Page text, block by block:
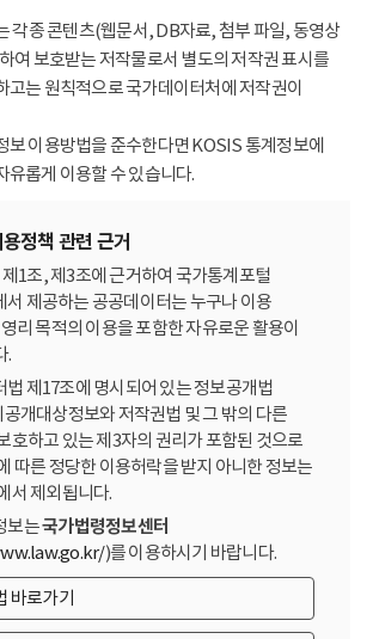
각종 콘텐츠(웹문서, DB자료, 첨부 파일, 동영상
여 보호받는 저작물로서 별도의 저작권 표시를
고는 원칙적으로 국가데이터처에 저작권이
보 이용방법을 준수한다면 KOSIS 통계정보에
유롭게 이용할 수 있습니다.
정책 관련 근거
1조, 제3조에 근거하여 국가통계포털
제공하는 공공데이터는 누구나 이용
리 목적의 이용을 포함한 자유로운 활용이
.
법 제17조에 명시되어 있는 정보공개법
개대상정보와 저작권법 및 그 밖의 다른
호하고 있는 제3자의 권리가 포함된 것으로
따른 정당한 이용허락을 받지 아니한 정보는
서 제외됩니다.
보는국가법령정보센터
)를 이용하시기 바랍니다.
바로가기